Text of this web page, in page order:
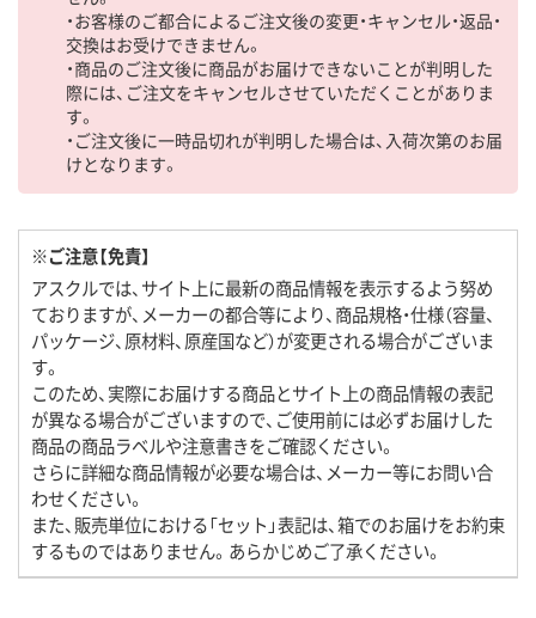
・お客様のご都合によるご注文後の変更・キャンセル・返品・
交換はお受けできません。
・商品のご注文後に商品がお届けできないことが判明した
際には、ご注文をキャンセルさせていただくことがありま
す。
・ご注文後に一時品切れが判明した場合は、入荷次第のお届
けとなります。
※ご注意【免責】
アスクルでは、サイト上に最新の商品情報を表示するよう努め
ておりますが、メーカーの都合等により、商品規格・仕様（容量、
パッケージ、原材料、原産国など）が変更される場合がございま
す。
このため、実際にお届けする商品とサイト上の商品情報の表記
が異なる場合がございますので、ご使用前には必ずお届けした
商品の商品ラベルや注意書きをご確認ください。
さらに詳細な商品情報が必要な場合は、メーカー等にお問い合
わせください。
また、販売単位における「セット」表記は、箱でのお届けをお約束
するものではありません。あらかじめご了承ください。